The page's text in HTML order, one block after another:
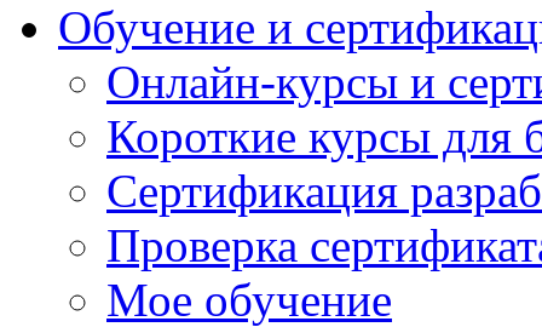
Обучение и
Онлайн-курсы и
Короткие курсы для
Сертификация
Проверка
Мое обучение